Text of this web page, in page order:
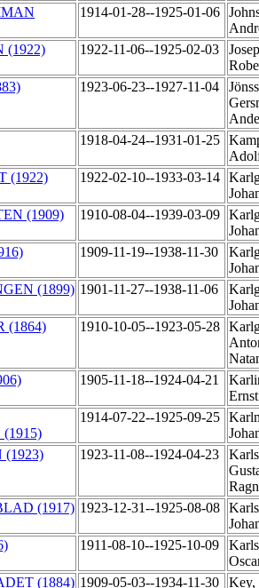
1914-01-28--1925-01-06
(1922)
1922-11-06--1925-02-03
1923-06-23--1927-11-04
1918-04-24--1931-01-25
(1922)
1922-02-10--1933-03-14
(1909)
1910-08-04--1939-03-09
1909-11-19--1938-11-30
(1899) 1901-11-27--1938-11-06
(1864)
1910-10-05--1923-05-28
1905-11-18--1924-04-21
1914-07-22--1925-09-25
(1923)
1923-11-08--1924-04-23
(1917) 1923-12-31--1925-08-08
1911-08-10--1925-10-09
(1884) 1909-05-03--1934-11-30 Key,